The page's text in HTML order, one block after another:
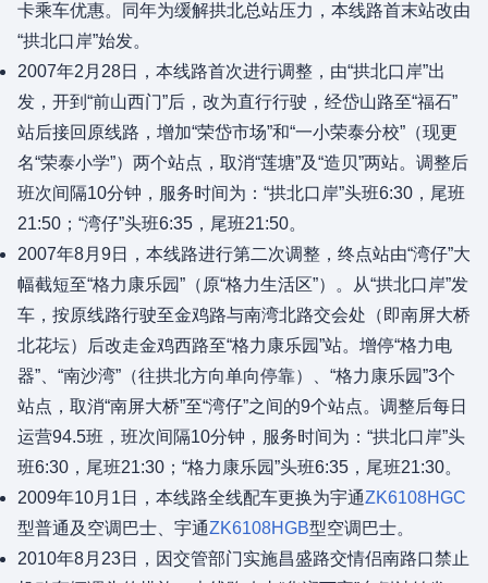
卡乘车优惠。同年为缓解拱北总站压力，本线路首末站改由
“拱北口岸”始发。
2007年2月28日，本线路首次进行调整，由“拱北口岸”出
发，开到“前山西门”后，改为直行行驶，经岱山路至“福石”
站后接回原线路，增加“荣岱市场”和“一小荣泰分校”（现更
名“荣泰小学”）两个站点，取消“莲塘”及“造贝”两站。调整后
班次间隔10分钟，服务时间为：“拱北口岸”头班6:30，尾班
21:50；“湾仔”头班6:35，尾班21:50。
2007年8月9日，本线路进行第二次调整，终点站由“湾仔”大
幅截短至“格力康乐园”（原“格力生活区”）。从“拱北口岸”发
车，按原线路行驶至金鸡路与南湾北路交会处（即南屏大桥
北花坛）后改走金鸡西路至“格力康乐园”站。增停“格力电
器”、“南沙湾”（往拱北方向单向停靠）、“格力康乐园”3个
站点，取消“南屏大桥”至“湾仔”之间的9个站点。调整后每日
运营94.5班，班次间隔10分钟，服务时间为：“拱北口岸”头
班6:30，尾班21:30；“格力康乐园”头班6:35，尾班21:30。
2009年10月1日，本线路全线配车更换为宇通ZK6108HGC
型普通及空调巴士、宇通ZK6108HGB型空调巴士。
2010年8月23日，因交管部门实施昌盛路交情侣南路口禁止